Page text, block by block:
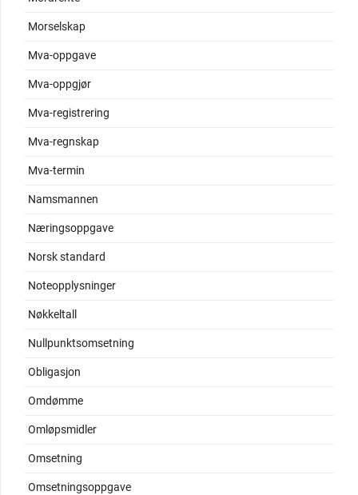
Morselskap
Mva-oppgave
Mva-oppgjør
Mva-registrering
Mva-regnskap
Mva-termin
Namsmannen
Næringsoppgave
Norsk standard
Noteopplysninger
Nøkkeltall
Nullpunktsomsetning
Obligasjon
Omdømme
Omløpsmidler
Omsetning
Omsetningsoppgave